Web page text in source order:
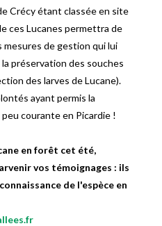
Crécy étant classée en site
ces Lucanes permettra de
mesures de gestion qui lui
préservation des souches
des larves de Lucane).
ayant permis la
courante en Picardie !
en forêt cet été,
vos témoignages : ils
de l'espèce en